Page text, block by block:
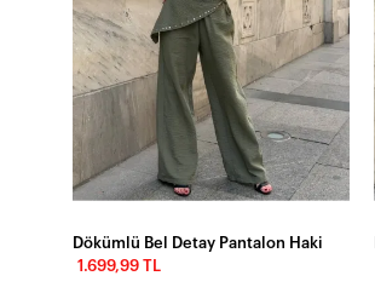
Dökümlü Bel Detay Pantalon Haki
1.699,99 TL